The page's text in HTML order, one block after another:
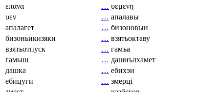
επανα
… υεμενη
υεν
… апалавы
апалагет
… бизоновыи
бизоньикизяки
… взятьоктаву
взятьотпуск
… гамъа
гамыш
… дашиълхамет
дашка
… ебихэи
ебицуги
… змерці